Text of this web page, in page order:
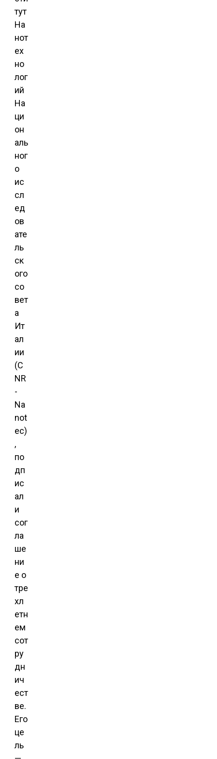
тут
На
нот
ех
но
лог
ий
На
ци
он
аль
ног
о
ис
сл
ед
ов
ате
ль
ск
ого
со
вет
а
Ит
ал
ии
(C
NR
-
Na
not
ec)
,
по
дп
ис
ал
и
сог
ла
ше
ни
е о
тре
хл
етн
ем
сот
ру
дн
ич
ест
ве.
Его
це
ль